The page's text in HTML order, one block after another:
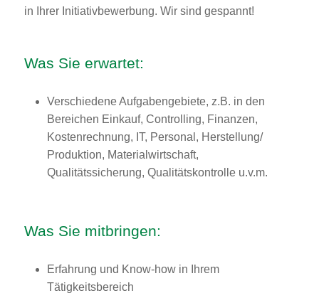
in Ihrer Initiativbewerbung. Wir sind gespannt!
Was Sie erwartet:
Verschiedene Aufgabengebiete, z.B. in den
Bereichen Einkauf, Controlling, Finanzen,
Kostenrechnung, IT, Personal, Herstellung/
Produktion, Materialwirtschaft,
Qualitätssicherung, Qualitätskontrolle u.v.m.
Was Sie mitbringen:
Erfahrung und Know-how in Ihrem
Tätigkeitsbereich